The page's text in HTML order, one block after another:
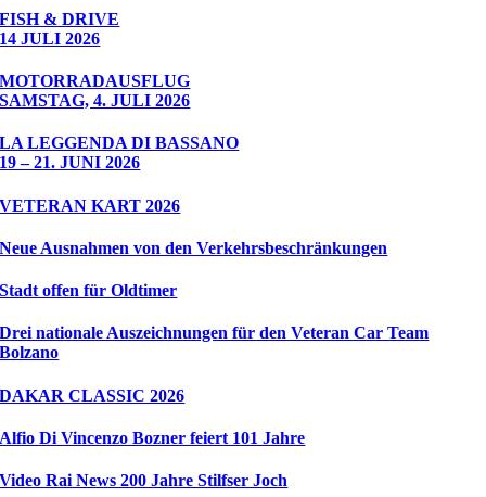
FISH & DRIVE
14 JULI 2026
MOTORRADAUSFLUG
SAMSTAG, 4. JULI 2026
LA LEGGENDA DI BASSANO
19 – 21. JUNI 2026
VETERAN KART 2026
Neue Ausnahmen von den Verkehrsbeschränkungen
Stadt offen für Oldtimer
Drei nationale Auszeichnungen für den Veteran Car Team
Bolzano
DAKAR CLASSIC 2026
Alfio Di Vincenzo Bozner feiert 101 Jahre
Video Rai News 200 Jahre Stilfser Joch